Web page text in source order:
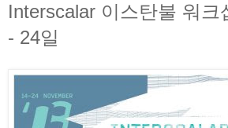
Interscalar 이스탄불 워크
- 24일